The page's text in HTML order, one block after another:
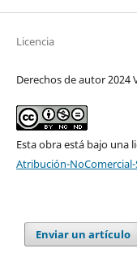
Licencia
Derechos de autor 2024
Esta obra está bajo una
Atribución-NoComercial-
Enviar un artículo